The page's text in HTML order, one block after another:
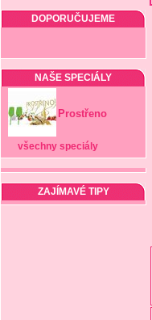
DOPORUČUJEME
NAŠE SPECIÁLY
Prostřeno
všechny speciály
ZAJÍMAVÉ TIPY